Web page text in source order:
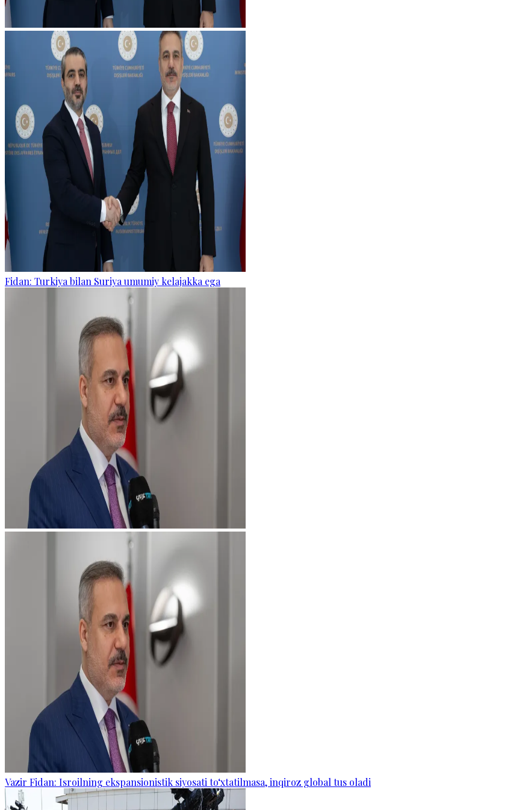
Fidan: Turkiya bilan Suriya umumiy kelajakka ega
Vazir Fidan: Isroilning ekspansionistik siyosati to‘xtatilmasa, inqiroz global tus oladi